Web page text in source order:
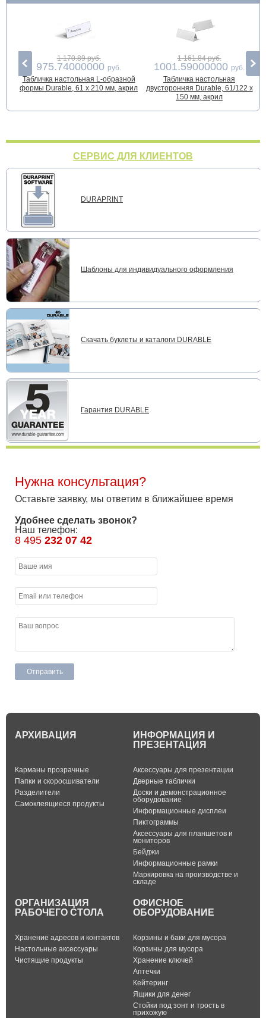
1 170.89 руб.
975.74000000 руб.
Табличка настольная L-образной
формы Durable, 61 x 210 мм, акрил
1 161.84 руб.
1001.59000000 руб.
Табличка настольная
двусторонняя Durable, 61/122 x
150 мм, акрил
СЕРВИС ДЛЯ КЛИЕНТОВ
DURAPRINT
Шаблоны для индивидуального оформления
Скачать буклеты и каталоги DURABLE
Гарантия DURABLE
Нужна консультация?
Оставьте заявку, мы ответим в ближайшее время
Удобнее сделать звонок?
Наш телефон:
8 495 232 07 42
АРХИВАЦИЯ
Карманы прозрачные
Папки и скоросшиватели
Разделители
Самоклеящиеся продукты
ИНФОРМАЦИЯ И
ПРЕЗЕНТАЦИЯ
Аксессуары для презентации
Дверные таблички
Доски и демонстрационное
оборудование
Информационные дисплеи
Пиктограммы
Аксессуары для планшетов и
мониторов
Бейджи
Информационные рамки
Маркировка на производстве и
складе
ОРГАНИЗАЦИЯ
РАБОЧЕГО СТОЛА
Хранение адресов и контактов
Настольные аксессуары
Чистящие продукты
ОФИСНОЕ
ОБОРУДОВАНИЕ
Корзины и баки для мусора
Корзины для мусора
Хранение ключей
Аптечки
Кейтеринг
Ящики для денег
Стойки под зонт и трость в
прихожую